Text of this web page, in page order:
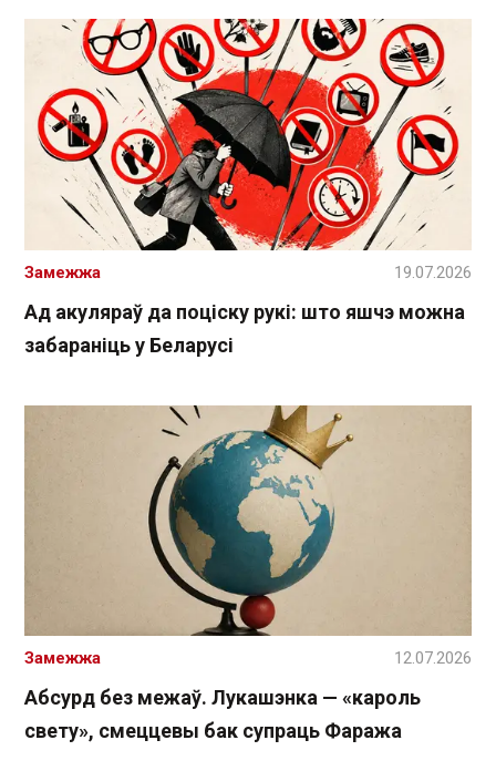
Ад акуляраў да поціску рукі: што яшчэ можна
забараніць у Беларусі
Замежжа 19.07.2026
Абсурд без межаў. Лукашэнка — «кароль
свету», смеццевы бак супраць Фаража
Замежжа 12.07.2026